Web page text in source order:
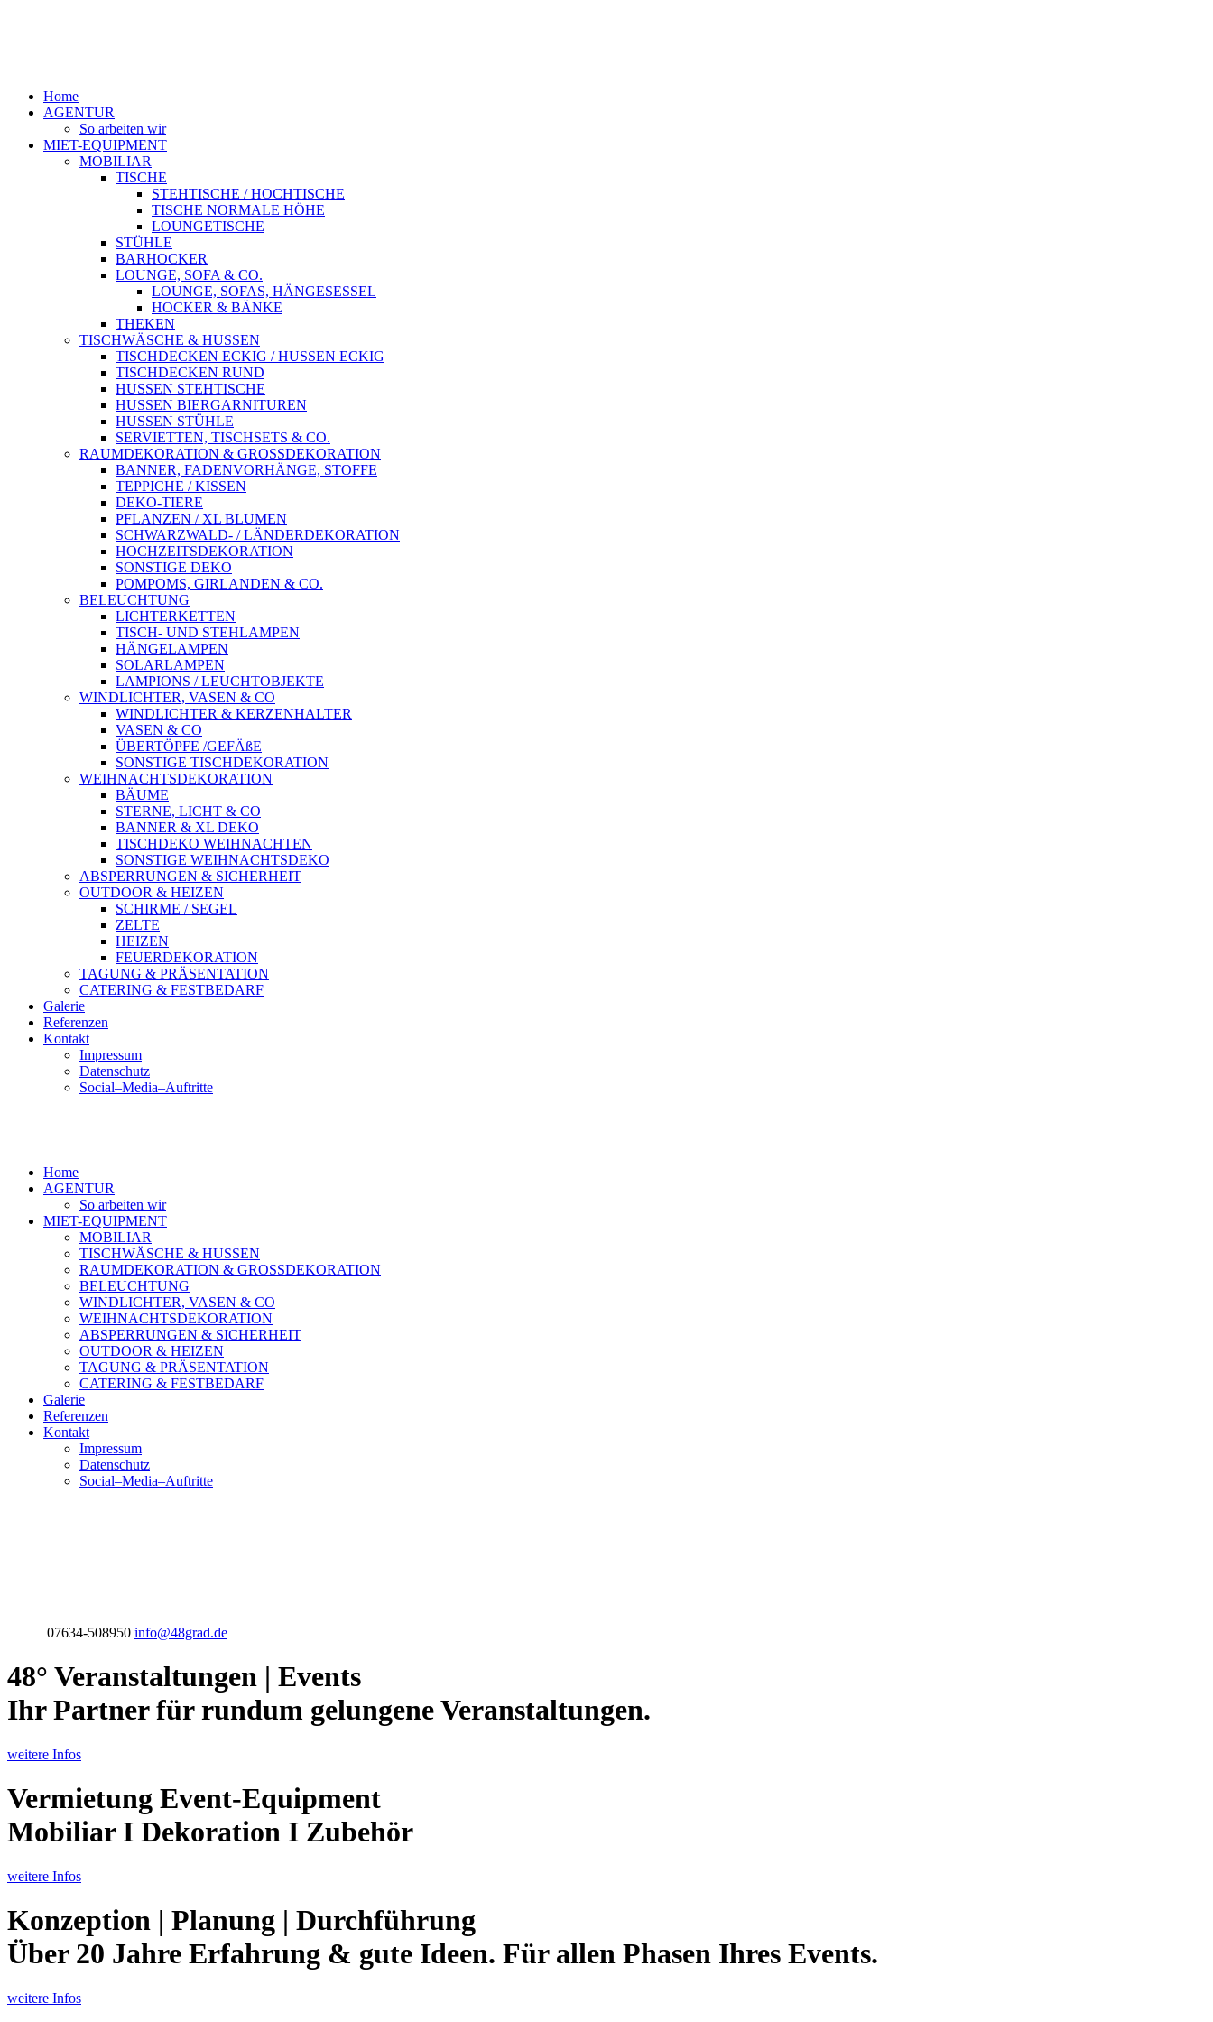
Home
AGENTUR
So arbeiten wir
MIET-EQUIPMENT
MOBILIAR
TISCHE
STEHTISCHE / HOCHTISCHE
TISCHE NORMALE HÖHE
LOUNGETISCHE
STÜHLE
BARHOCKER
LOUNGE, SOFA & CO.
LOUNGE, SOFAS, HÄNGESESSEL
HOCKER & BÄNKE
THEKEN
TISCHWÄSCHE & HUSSEN
TISCHDECKEN ECKIG / HUSSEN ECKIG
TISCHDECKEN RUND
HUSSEN STEHTISCHE
HUSSEN BIERGARNITUREN
HUSSEN STÜHLE
SERVIETTEN, TISCHSETS & CO.
RAUMDEKORATION & GROSSDEKORATION
BANNER, FADENVORHÄNGE, STOFFE
TEPPICHE / KISSEN
DEKO-TIERE
PFLANZEN / XL BLUMEN
SCHWARZWALD- / LÄNDERDEKORATION
HOCHZEITSDEKORATION
SONSTIGE DEKO
POMPOMS, GIRLANDEN & CO.
BELEUCHTUNG
LICHTERKETTEN
TISCH- UND STEHLAMPEN
HÄNGELAMPEN
SOLARLAMPEN
LAMPIONS / LEUCHTOBJEKTE
WINDLICHTER, VASEN & CO
WINDLICHTER & KERZENHALTER
VASEN & CO
ÜBERTÖPFE /GEFÄßE
SONSTIGE TISCHDEKORATION
WEIHNACHTSDEKORATION
BÄUME
STERNE, LICHT & CO
BANNER & XL DEKO
TISCHDEKO WEIHNACHTEN
SONSTIGE WEIHNACHTSDEKO
ABSPERRUNGEN & SICHERHEIT
OUTDOOR & HEIZEN
SCHIRME / SEGEL
ZELTE
HEIZEN
FEUERDEKORATION
TAGUNG & PRÄSENTATION
CATERING & FESTBEDARF
Galerie
Referenzen
Kontakt
Impressum
Datenschutz
Social–Media–Auftritte
Home
AGENTUR
So arbeiten wir
MIET-EQUIPMENT
MOBILIAR
TISCHWÄSCHE & HUSSEN
RAUMDEKORATION & GROSSDEKORATION
BELEUCHTUNG
WINDLICHTER, VASEN & CO
WEIHNACHTSDEKORATION
ABSPERRUNGEN & SICHERHEIT
OUTDOOR & HEIZEN
TAGUNG & PRÄSENTATION
CATERING & FESTBEDARF
Galerie
Referenzen
Kontakt
Impressum
Datenschutz
Social–Media–Auftritte
07634-508950 info@48grad.de
48° Veranstaltungen | Events
Ihr Partner für rundum gelungene Veranstaltungen.
weitere Infos
Vermietung Event-Equipment
Mobiliar I Dekoration I Zubehör
weitere Infos
Konzeption | Planung | Durchführung
Über 20 Jahre Erfahrung & gute Ideen. Für allen Phasen Ihres Events.
weitere Infos